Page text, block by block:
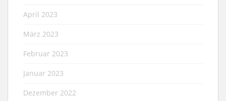
April 2023
März 2023
Februar 2023
Januar 2023
Dezember 2022